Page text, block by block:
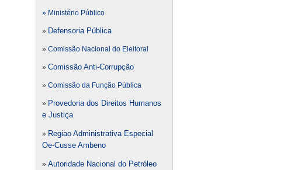
» Ministério Público
» Defensoria Pública
» Comissão Nacional do Eleitoral
» Comissão Anti-Corrupção
» Comissão da Função Pública
» Provedoria dos Direitos Humanos
e Justiça
» Regiao Administrativa Especial
Oe-Cusse Ambeno
» Autoridade Nacional do Petróleo